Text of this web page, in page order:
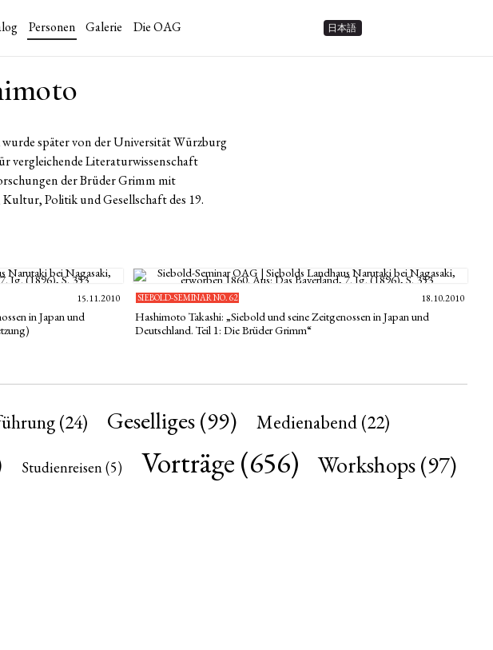
Personen Galerie Die OAG 日本語
später von der Universität Würzburg
vergleichende Literaturwissenschaft
der Brüder Grimm mit
Politik und Gesellschaft des 19.
15.11.2010
in Japan und
SIEBOLD-SEMINAR NO. 62 18.10.2010
Hashimoto Takashi: „Siebold und seine Zeitgenossen in Japan und
Deutschland. Teil 1: Die Brüder Grimm“
(24) Geselliges(99) Medienabend (22)
Studienreisen(5) Vorträge(656) Workshops(97)